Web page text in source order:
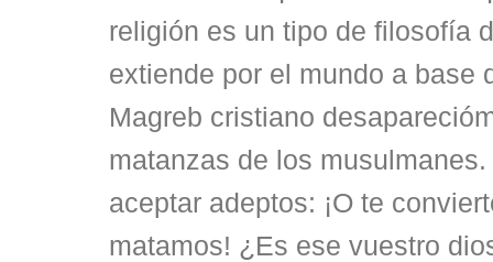
religión es un tipo de filosofía
extiende por el mundo a base
Magreb cristiano
matanzas de los musulmanes.
aceptar adeptos: ¡O te
matamos! ¿Es ese vuestro